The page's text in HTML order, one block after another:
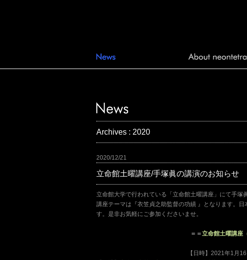
Archives : 2020
2020/12/21
立命館土曜講座/手塚眞の講演のお知らせ
立命館大学で行われている「立命館土曜講座」にて手塚
講座テーマは『衣笠貞之助監督の功績 』となります。
す。是非お気軽にご参加くださいませ。
＝＝立命館土曜講座
【日時】2021年1月